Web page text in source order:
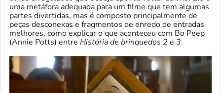
uma metáfora adequada para um filme que tem algumas
partes divertidas, mas é composto principalmente de
peças desconexas e fragmentos de enredo de entradas
melhores, como explicar o que aconteceu com Bo Peep
(Annie Potts) entre História de brinquedos 2 e 3.